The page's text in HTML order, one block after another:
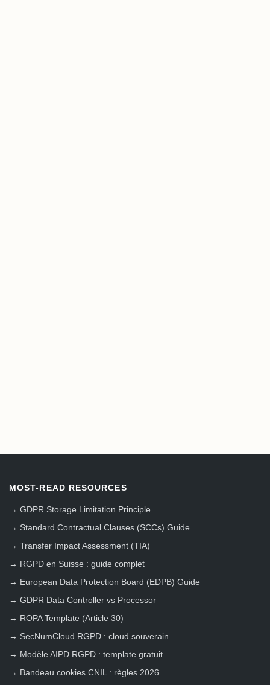
MOST-READ RESOURCES
→ GDPR Storage Limitation Principle
→ Standard Contractual Clauses (SCCs) Guide
→ Transfer Impact Assessment (TIA)
→ RGPD en Suisse : guide complet
→ European Data Protection Board (EDPB) Guide
→ GDPR Data Controller vs Processor
→ ROPA Template (Article 30)
→ SecNumCloud RGPD : cloud souverain
→ Modèle AIPD RGPD : template gratuit
→ Bandeau cookies CNIL : règles 2026